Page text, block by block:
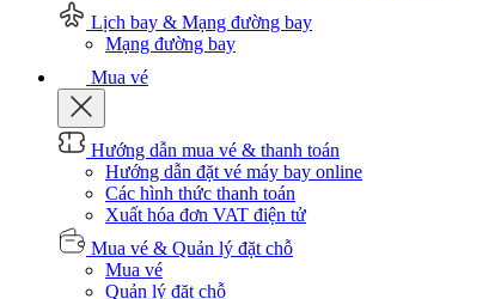
Lịch bay & Mạng đường bay
Mạng đường bay
Mua vé
Hướng dẫn mua vé & thanh toán
Hướng dẫn đặt vé máy bay online
Các hình thức thanh toán
Xuất hóa đơn VAT điện tử
Mua vé & Quản lý đặt chỗ
Mua vé
Quản lý đặt chỗ